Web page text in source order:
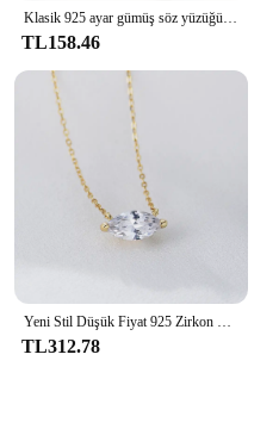
Klasik 925 ayar gümüş söz yüzüğü markiz kesim 3ct kadınlar için simüle elmas nişan alyanslar parti takı
TL158.46
Yeni Stil Düşük Fiyat 925 Zirkon Taşlı Markiz Kolye Pençe Ayarı Kolye
TL312.78